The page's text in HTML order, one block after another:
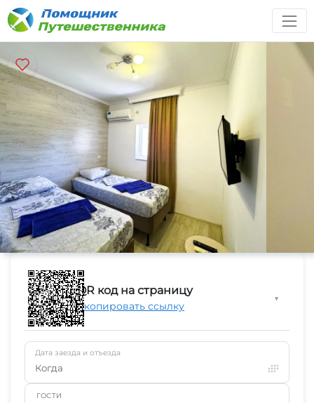
QR код на страницу
Скопировать ссылку
▼
Дата заезда и отъезда
Когда
ГОСТИ